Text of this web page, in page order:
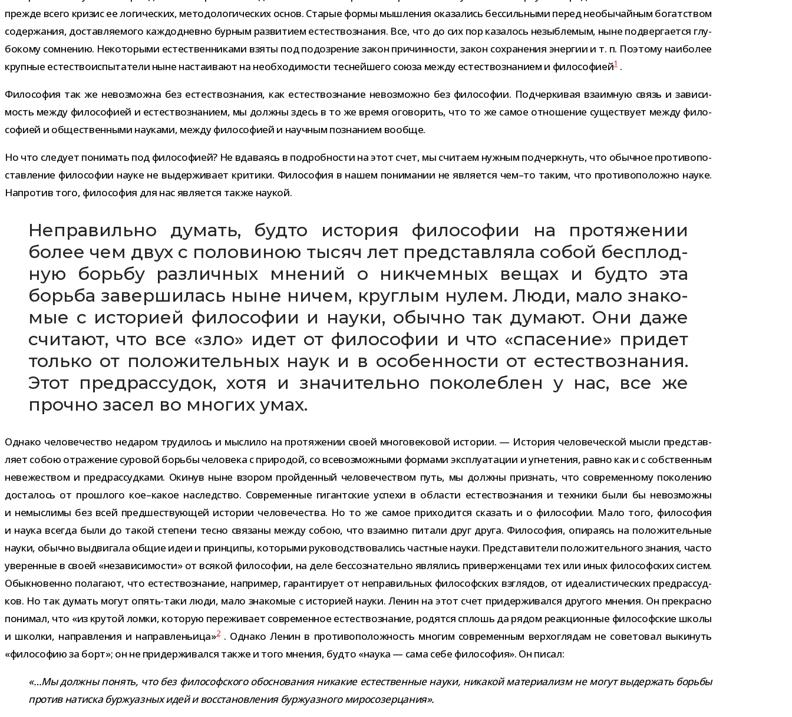
прежде всего кри­зис ее логи­че­ских, мето­до­ло­ги­че­ских основ. Старые формы мыш­ле­ния ока­за­лись бес­силь­ными перед необы­чай­ным богат­ством
содер­жа­ния, достав­ля­е­мого каж­до­дневно бур­ным раз­ви­тием есте­ство­зна­ния. Все, что до сих пор каза­лось незыб­ле­мым, ныне под­вер­га­ется глу­
бо­кому сомне­нию. Некоторыми есте­ствен­ни­ками взяты под подо­зре­ние закон при­чин­но­сти, закон сохра­не­ния энер­гии и т. п. Поэтому наи­бо­лее
круп­ные есте­ство­ис­пы­та­тели ныне наста­и­вают на необ­хо­ди­мо­сти тес­ней­шего союза между есте­ство­зна­нием и фило­со­фией1.
Философия так же невоз­можна без есте­ство­зна­ния, как есте­ство­зна­ние невоз­можно без фило­со­фии. Подчеркивая вза­им­ную связь и зави­си­
мость между фило­со­фией и есте­ство­зна­нием, мы должны здесь в то же время ого­во­рить, что то же самое отно­ше­ние суще­ствует между фило­
со­фией и обще­ствен­ными нау­ками, между фило­со­фией и науч­ным позна­нием вообще.
Но что сле­дует пони­мать под фило­со­фией? Не вда­ва­ясь в подроб­но­сти на этот счет, мы счи­таем нуж­ным под­черк­нуть, что обыч­ное про­ти­во­по­
став­ле­ние фило­со­фии науке не выдер­жи­вает кри­тики. Философия в нашем пони­ма­нии не явля­ется чем–то таким, что про­ти­во­по­ложно науке.
Напротив того, фило­со­фия для нас явля­ется также наукой.
Неправильно думать, будто исто­рия фило­со­фии на про­тя­же­нии
более чем двух с поло­ви­ною тысяч лет пред­став­ляла собой бес­плод­
ную борьбу раз­лич­ных мне­ний о ник­чем­ных вещах и будто эта
борьба завер­ши­лась ныне ничем, круг­лым нулем. Люди, мало зна­ко­
мые с исто­рией фило­со­фии и науки, обычно так думают. Они даже
счи­тают, что все «зло» идет от фило­со­фии и что «спа­се­ние» при­дет
только от поло­жи­тель­ных наук и в осо­бен­но­сти от есте­ство­зна­ния.
Этот пред­рас­су­док, хотя и зна­чи­тельно поко­леб­лен у нас, все же
прочно засел во мно­гих умах.
Однако чело­ве­че­ство неда­ром тру­ди­лось и мыс­лило на про­тя­же­нии своей мно­го­ве­ко­вой исто­рии. — История чело­ве­че­ской мысли пред­став­
ляет собою отра­же­ние суро­вой борьбы чело­века с при­ро­дой, со все­воз­мож­ными фор­мами экс­плу­а­та­ции и угне­те­ния, равно как и с соб­ствен­ным
неве­же­ством и пред­рас­суд­ками. Окинув ныне взо­ром прой­ден­ный чело­ве­че­ством путь, мы должны при­знать, что совре­мен­ному поко­ле­нию
доста­лось от про­шлого кое–какое наслед­ство. Современные гигант­ские успехи в обла­сти есте­ство­зна­ния и тех­ники были бы невоз­можны
и немыс­лимы без всей пред­ше­ству­ю­щей исто­рии чело­ве­че­ства. Но то же самое при­хо­дится ска­зать и о фило­со­фии. Мало того, фило­со­фия
и наука все­гда были до такой сте­пени тесно свя­заны между собою, что вза­имно питали друг друга. Философия, опи­ра­ясь на поло­жи­тель­ные
науки, обычно выдви­гала общие идеи и прин­ципы, кото­рыми руко­вод­ство­ва­лись част­ные науки. Представители поло­жи­тель­ного зна­ния, часто
уве­рен­ные в своей «неза­ви­си­мо­сти» от вся­кой фило­со­фии, на деле бес­со­зна­тельно явля­лись при­вер­жен­цами тех или иных фило­соф­ских систем.
Обыкновенно пола­гают, что есте­ство­зна­ние, напри­мер, гаран­ти­рует от непра­виль­ных фило­соф­ских взгля­дов, от иде­а­ли­сти­че­ских пред­рас­суд­
ков. Но так думать могут опять-​таки люди, мало зна­ко­мые с исто­рией науки. Ленин на этот счет при­дер­жи­вался дру­гого мне­ния. Он пре­красно
пони­мал, что «из кру­той ломки, кото­рую пере­жи­вает совре­мен­ное есте­ство­зна­ние, родятся сплошь да рядом реак­ци­он­ные фило­соф­ские школы
и школки, направ­ле­ния и направ­ле­ньица»2. Однако Ленин в про­ти­во­по­лож­ность мно­гим совре­мен­ным вер­хо­гля­дам не сове­то­вал выки­нуть
«фило­со­фию за борт»; он не при­дер­жи­вался также и того мне­ния, будто «наука — сама себе фило­со­фия». Он писал:
«…Мы должны понять, что без фило­соф­ского обос­но­ва­ния ника­кие есте­ствен­ные науки, ника­кой мате­ри­а­лизм не могут выдер­жать борьбы
про­тив натиска бур­жу­аз­ных идей и вос­ста­нов­ле­ния бур­жу­аз­ного миросозерцания».